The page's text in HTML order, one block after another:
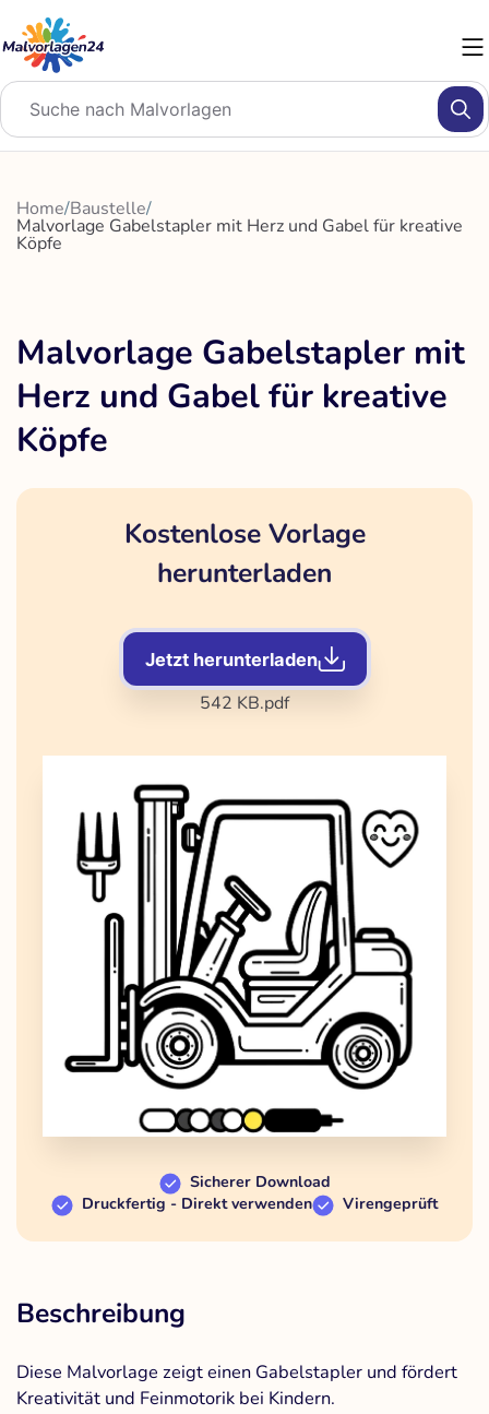
Inhalt
springen
Home/Baustelle/
Malvorlage Gabelstapler mit Herz und Gabel für kreative
Köpfe
Malvorlage Gabelstapler mit
Herz und Gabel für kreative
Köpfe
Kostenlose Vorlage
herunterladen
Jetzt herunterladen
542 KB.pdf
Sicherer Download
Druckfertig - Direkt verwenden
Virengeprüft
Beschreibung
Diese Malvorlage zeigt einen Gabelstapler und fördert
Kreativität und Feinmotorik bei Kindern.